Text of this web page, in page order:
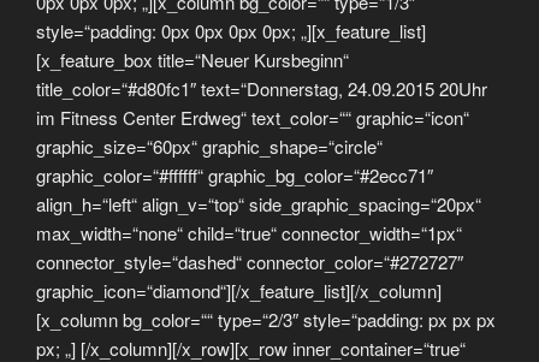
style=“padding: 0px 0px 0px 0px; „][x_feature_list]
[x_feature_box title=“Neuer Kursbeginn“
title_color=“#d80fc1″ text=“Donnerstag, 24.09.2015 20Uhr
im Fitness Center Erdweg“ text_color=““ graphic=“icon“
graphic_size=“60px“ graphic_shape=“circle“
graphic_color=“#ffffff“ graphic_bg_color=“#2ecc71″
align_h=“left“ align_v=“top“ side_graphic_spacing=“20px“
max_width=“none“ child=“true“ connector_width=“1px“
connector_style=“dashed“ connector_color=“#272727″
graphic_icon=“diamond“][/x_feature_list][/x_column]
[x_column bg_color=““ type=“2/3″ style=“padding: px px px
px; „] [/x_column][/x_row][x_row inner_container=“true“